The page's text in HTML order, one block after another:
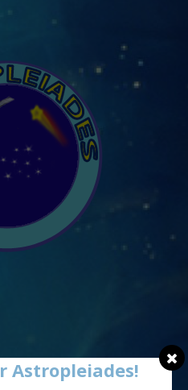
Astropleiades!